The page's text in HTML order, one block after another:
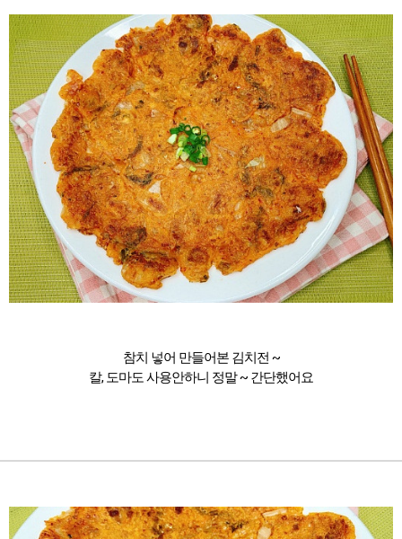
참치 넣어 만들어본 김치전 ~
칼, 도마도 사용안하니 정말 ~ 간단했어요